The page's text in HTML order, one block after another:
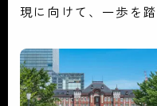
現に向けて、一歩を